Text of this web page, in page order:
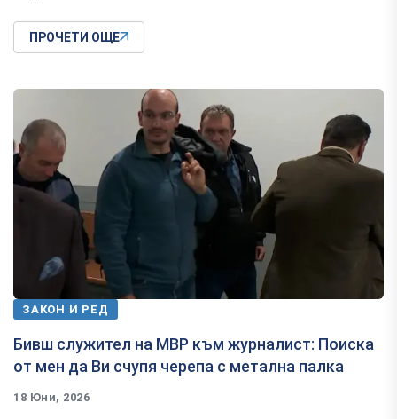
ПРОЧЕТИ ОЩЕ
ЗАКОН И РЕД
Бивш служител на МВР към журналист: Поиска
от мен да Ви счупя черепа с метална палка
18 Юни, 2026